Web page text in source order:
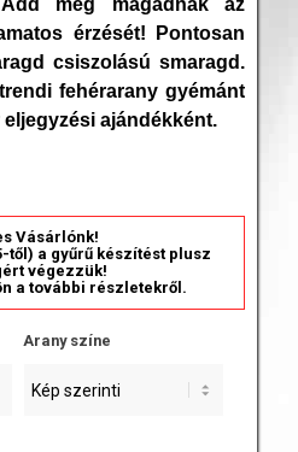
meg magadnak az
érzését! Pontosan
csiszolású smaragd.
fehérarany gyémánt
ajándékként.
Vásárlónk!
től) a gyűrű készítést plusz
végezzük!
a további részletekről.
Arany színe